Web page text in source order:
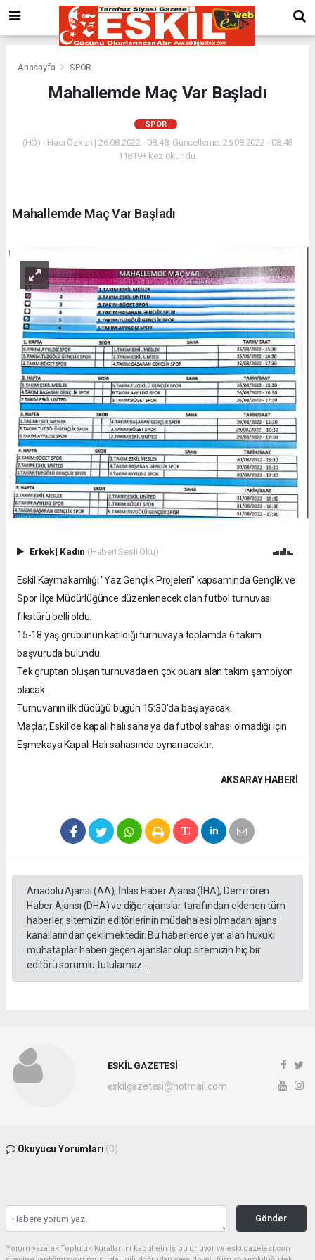
Anasayfa SPOR
Mahallemde Maç Var Başladı
SPOR
(HÖ) - Hacı Özkan | 26.08.2022 - 08:48, Güncelleme: 26.08.2022 - 08:48
11819+ kez okundu.
Mahallemde Maç Var Başladı
Erkek| Kadın (Haberi Sesli Oku)
Eskil Kaymakamlığı "Yaz Gençlik Projeleri" kapsamında Gençlik ve
Spor İlçe Müdürlüğünce düzenlenecek olan futbol turnuvası
fikstürü belli oldu.
15-18 yaş grubunun katıldığı turnuvaya toplamda 6 takım
başvuruda bulundu.
Tek gruptan oluşan turnuvada en çok puanı alan takım şampiyon
olacak.
Turnuvanın ilk düdüğü bugün 15:30'da başlayacak.
Maçlar, Eskil'de kapalı halı saha ya da futbol sahası olmadığı için
Eşmekaya Kapalı Halı sahasında oynanacaktır.
AKSARAY HABERİ
Anadolu Ajansı (AA), İhlas Haber Ajansı (İHA), Demirören
Haber Ajansı (DHA) ve diğer ajanslar tarafından eklenen tüm
haberler, sitemizin editörlerinin müdahalesi olmadan ajans
kanallarından çekilmektedir. Bu haberlerde yer alan hukuki
muhataplar haberi geçen ajanslar olup sitemizin hiç bir
editörü sorumlu tutulamaz...
ESKİL GAZETESİ
eskilgazetesi@hotmail.com
Okuyucu Yorumları (0)
Gönder
Yorum yazarak Topluluk Kuralları’nı kabul etmiş bulunuyor ve eskilgazetesi.com